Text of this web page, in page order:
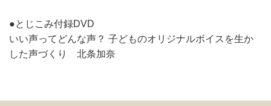
●とじこみ付録DVD
いい声ってどんな声？ 子どものオリジナルボイスを生か
した声づくり 北条加奈